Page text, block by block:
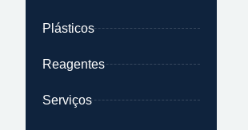
Plásticos
Reagentes
Serviços